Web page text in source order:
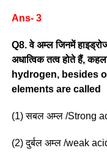
Ans- 3
Q8. वे अम्ल जिनमें
अधात्विक तत्व होते हैं,
hydrogen, besides
elements are called
(1) सबल अम्ल /Strong
(2) दुर्बल अम्ल /weak